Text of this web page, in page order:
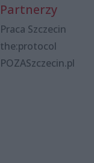
Partnerzy
Praca Szczecin
the:protocol
POZASzczecin.pl